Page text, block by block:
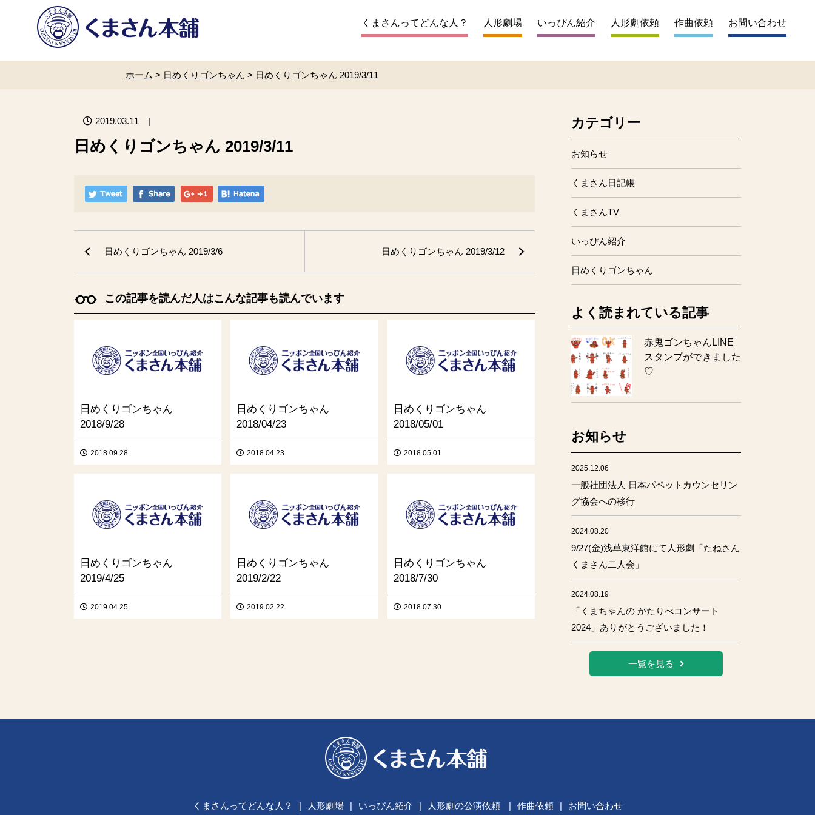
お問い合わせ
作曲依頼
人形劇依頼
いっぴん紹介
人形劇場
くまさんってどんな人？
ホーム > 日めくりゴンちゃん > 日めくりゴンちゃん 2019/3/11
2019.03.11 |
日めくりゴンちゃん 2019/3/11
日めくりゴンちゃん 2019/3/6 日めくりゴンちゃん 2019/3/12
この記事を読んだ人はこんな記事も読んでいます
日めくりゴンちゃん
2018/9/28
2018.09.28
日めくりゴンちゃん
2018/04/23
2018.04.23
日めくりゴンちゃん
2018/05/01
2018.05.01
日めくりゴンちゃん
2019/4/25
2019.04.25
日めくりゴンちゃん
2019/2/22
2019.02.22
日めくりゴンちゃん
2018/7/30
2018.07.30
カテゴリー
お知らせ
くまさん日記帳
くまさんTV
いっぴん紹介
日めくりゴンちゃん
よく読まれている記事
赤鬼ゴンちゃんLINE
スタンプができました
♡
お知らせ
2025.12.06
一般社団法人 日本パペットカウンセリン
グ協会への移行
2024.08.20
9/27(金)浅草東洋館にて人形劇「たねさん
くまさん二人会」
2024.08.19
「くまちゃんの かたりべコンサート
2024」ありがとうございました！
一覧を見る
くまさんってどんな人？ | 人形劇場 | いっぴん紹介 | 人形劇の公演依頼 | 作曲依頼 | お問い合わせ